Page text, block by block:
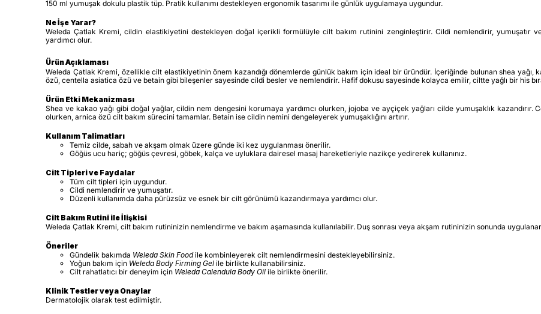
150 ml yumuşak dokulu plastik tüp. Pratik kullanımı destekleyen ergonomik tasarımı ile günlük uygulamaya uygundur.
Ne İşe Yarar?
Weleda Çatlak Kremi, cildin elastikiyetini destekleyen doğal içerikli formülüyle cilt bakım rutinini zenginleştirir. Cildi nemlendirir, yumuşatır
yardımcı olur.
Ürün Açıklaması
Weleda Çatlak Kremi, özellikle cilt elastikiyetinin önem kazandığı dönemlerde günlük bakım için ideal bir üründür. İçeriğinde bulunan shea yağı,
özü, centella asiatica özü ve betain gibi bileşenler sayesinde cildi besler ve nemlendirir. Hafif dokusu sayesinde kolayca emilir, ciltte yağlı bir his
Ürün Etki Mekanizması
Shea ve kakao yağı gibi doğal yağlar, cildin nem dengesini korumaya yardımcı olurken, jojoba ve ayçiçek yağları cilde yumuşaklık
olurken, arnica özü cilt bakım sürecini tamamlar. Betain ise cildin nemini dengeleyerek yumuşaklığını artırır.
Kullanım Talimatları
Temiz cilde, sabah ve akşam olmak üzere günde iki kez uygulanması önerilir.
Göğüs ucu hariç; göğüs çevresi, göbek, kalça ve uyluklara dairesel masaj hareketleriyle nazikçe yedirerek kullanınız.
Cilt Tipleri ve Faydalar
Tüm cilt tipleri için uygundur.
Cildi nemlendirir ve yumuşatır.
Düzenli kullanımda daha pürüzsüz ve esnek bir cilt görünümü kazandırmaya yardımcı olur.
Cilt Bakım Rutini ile İlişkisi
Weleda Çatlak Kremi, cilt bakım rutininizin nemlendirme ve bakım aşamasında kullanılabilir. Duş sonrası veya akşam rutininizin sonunda
Öneriler
Gündelik bakımda Weleda Skin Foodile kombinleyerek cilt nemlendirmesini destekleyebilirsiniz.
Yoğun bakım için Weleda Body Firming Gel ile birlikte kullanabilirsiniz.
Cilt rahatlatıcı bir deneyim için Weleda Calendula Body Oil ile birlikte önerilir.
Klinik Testler veya Onaylar
Dermatolojik olarak test edilmiştir.